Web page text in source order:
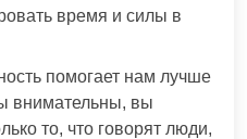
время и силы в
помогает нам лучше
внимательны, вы
то, что говорят люди,